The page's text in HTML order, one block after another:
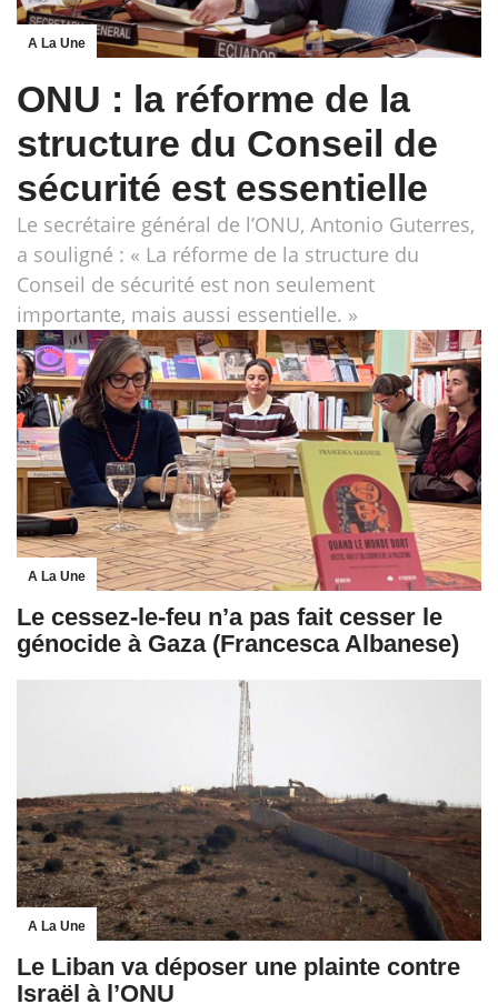
A La Une
ONU : la réforme de la
structure du Conseil de
sécurité est essentielle
Le secrétaire général de l’ONU, Antonio Guterres,
a souligné : « La réforme de la structure du
Conseil de sécurité est non seulement
importante, mais aussi essentielle. »
A La Une
Le cessez-le-feu n’a pas fait cesser le
génocide à Gaza (Francesca Albanese)
A La Une
Le Liban va déposer une plainte contre
Israël à l’ONU